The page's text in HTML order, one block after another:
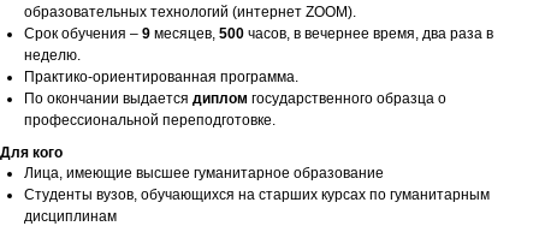
образовательных технологий (интернет ZOOM).
Срок обучения – 9 месяцев, 500 часов, в вечернее время, два раза в
неделю.
Практико-ориентированная программа.
По окончании выдается диплом государственного образца о
профессиональной переподготовке.
Для кого
Лица, имеющие высшее гуманитарное образование
Студенты вузов, обучающихся на старших курсах по гуманитарным
дисциплинам